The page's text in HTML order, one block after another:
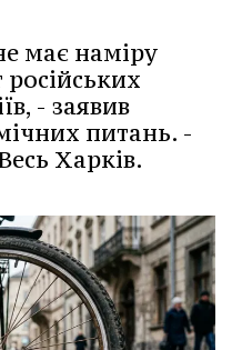
має наміру
- заявив
питань. -
Харків.